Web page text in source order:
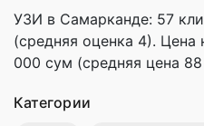
УЗИ в Самарканде: 57
(средняя оценка 4).
000 сум (средняя цена
Категории